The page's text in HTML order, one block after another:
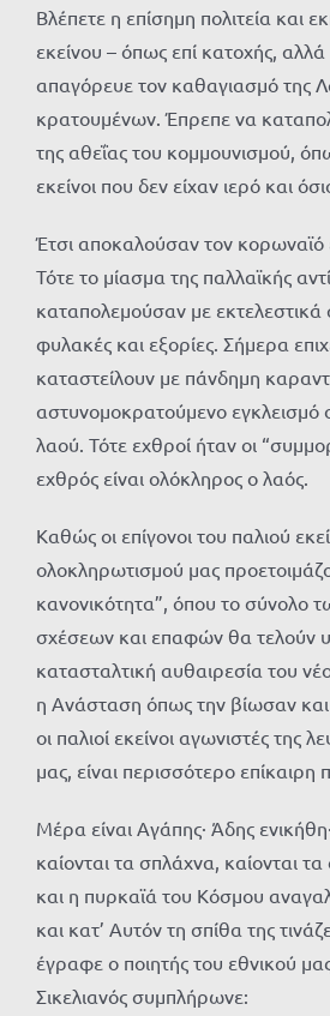
Βλέπετε η επίσημη πολιτεία και
εκείνου – όπως επί κατοχής,
απαγόρευε τον καθαγιασμό της
κρατουμένων. Έπρεπε να
της αθεΐας του κομμουνισμού,
εκείνοι που δεν είχαν ιερό και
Έτσι αποκαλούσαν τον κορωναϊό
Τότε το μίασμα της παλλαϊκής
καταπολεμούσαν με
φυλακές και εξορίες. Σήμερα
καταστείλουν με πάνδημη
αστυνομοκρατούμενο εγκλεισμό
λαού. Τότε εχθροί ήταν οι
εχθρός είναι ολόκληρος ο λαός.
Καθώς οι επίγονοι του παλιού
ολοκληρωτισμού μας
κανονικότητα”, όπου το σύνολο
σχέσεων και επαφών θα τελούν
κατασταλτική αυθαιρεσία του
η Ανάσταση όπως την βίωσαν
οι παλιοί εκείνοι αγωνιστές της
μας, είναι περισσότερο επίκαιρη
Μέρα είναι Αγάπης· Άδης ενικήθη·
καίονται τα σπλάχνα, καίονται τα
και η πυρκαϊά του Κόσμου
και κατ’ Αυτόν τη σπίθα της
έγραφε ο ποιητής του εθνικού
Σικελιανός συμπλήρωνε: